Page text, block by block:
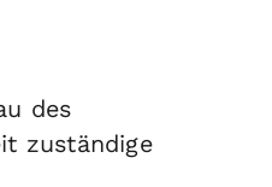
des
zuständige